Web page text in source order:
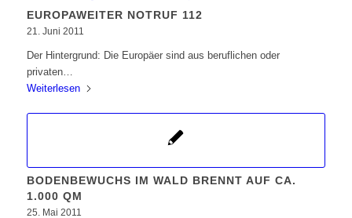
EUROPAWEITER NOTRUF 112
21. Juni 2011
Der Hintergrund: Die Europäer sind aus beruflichen oder
privaten…
Weiterlesen
BODENBEWUCHS IM WALD BRENNT AUF CA.
1.000 QM
25. Mai 2011